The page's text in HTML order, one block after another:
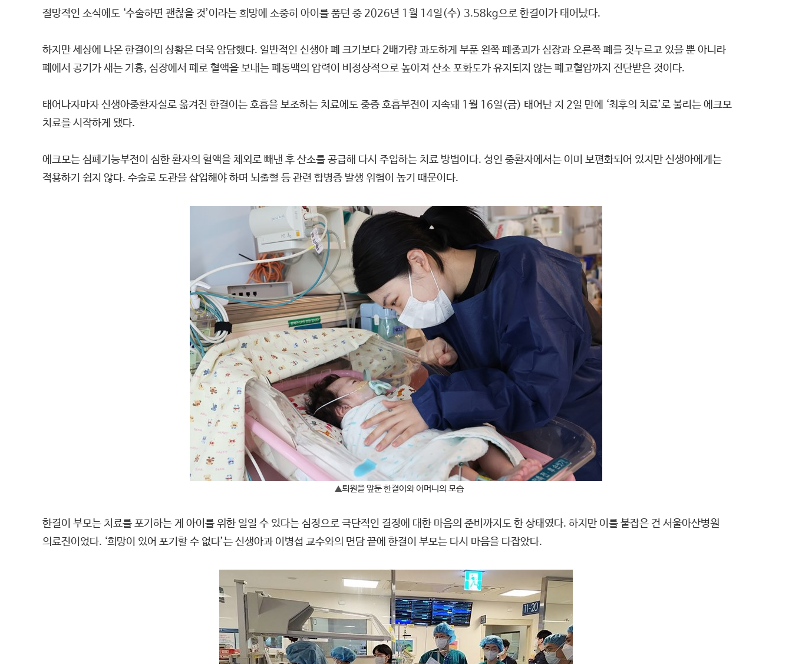
절망적인 소식에도 ‘수술하면 괜찮을 것’이라는 희망에 소중히 아이를 품던 중 2026년 1월 14일(수) 3.58kg으로 한결이가 태어났다.
하지만 세상에 나온 한결이의 상황은 더욱 암담했다. 일반적인 신생아 폐 크기보다 2배가량 과도하게 부푼 왼쪽 폐종괴가 심장과 오른쪽 폐를 짓누르고 있을 뿐 아니라
폐에서 공기가 새는 기흉, 심장에서 폐로 혈액을 보내는 폐동맥의 압력이 비정상적으로 높아져 산소 포화도가 유지되지 않는 폐고혈압까지 진단받은 것이다.
태어나자마자 신생아중환자실로 옮겨진 한결이는 호흡을 보조하는 치료에도 중증 호흡부전이 지속돼 1월 16일(금) 태어난 지 2일 만에 ‘최후의 치료’로 불리는 에크모
치료를 시작하게 됐다.
에크모는 심폐기능부전이 심한 환자의 혈액을 체외로 빼낸 후 산소를 공급해 다시 주입하는 치료 방법이다. 성인 중환자에서는 이미 보편화되어 있지만 신생아에게는
적용하기 쉽지 않다. 수술로 도관을 삽입해야 하며 뇌출혈 등 관련 합병증 발생 위험이 높기 때문이다.
▲퇴원을 앞둔 한결이와 어머니의 모습
한결이 부모는 치료를 포기하는 게 아이를 위한 일일 수 있다는 심정으로 극단적인 결정에 대한 마음의 준비까지도 한 상태였다. 하지만 이를 붙잡은 건 서울아산병원
의료진이었다. ‘희망이 있어 포기할 수 없다’는 신생아과 이병섭 교수와의 면담 끝에 한결이 부모는 다시 마음을 다잡았다.